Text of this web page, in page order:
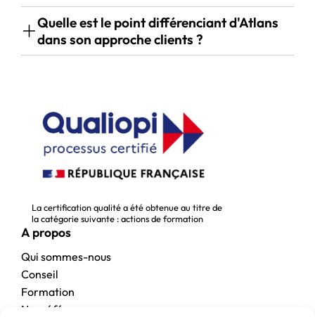
Quelle est le point différenciant d'Atlans
dans son approche clients ?
La certification qualité a été obtenue au titre de
la catégorie suivante : actions de formation
A propos
Qui sommes-nous
Conseil
Formation
Nos références